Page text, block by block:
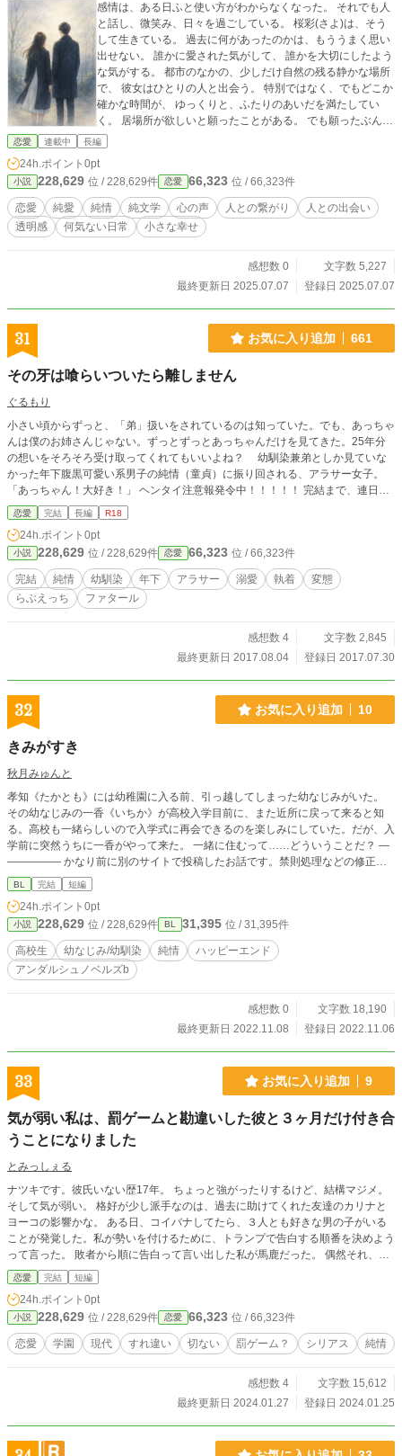
感情は、ある日ふと使い方がわからなくなった。 それでも人
と話し、微笑み、日々を過ごしている。 桜彩(さよ)は、そう
して生きている。 過去に何があったのかは、もううまく思い
出せない。 誰かに愛された気がして、 誰かを大切にしたよう
な気がする。 都市のなかの、少しだけ自然の残る静かな場所
で、 彼女はひとりの人と出会う。 特別ではなく、でもどこか
確かな時間が、 ゆっくりと、ふたりのあいだを満たしてい
く。 居場所が欲しいと願ったことがある。 でも願ったぶんだ
け、何かを失った。 だから、もう願ってはいけない──そう
はない。 けれど、何もない時間のなかで、 ふとした言葉に、
手の温度に、 かすかなぬくもりを感じる瞬間がある。 これ
は、壊れたままの心が、 それでも誰かと生きようとする、静
かな物語。 誰かの隣で、そっと微笑むような、 そんな人の物
語。
恋愛 連載中 長編
24h.ポイント 0pt
小説 228,629 位 / 228,629件 恋愛 66,323 位 / 66,323件
恋愛 純愛 純情 純文学 心の声 人との繋がり
人との出会い
透明感
何気ない日常 小さな幸せ
感想数 0
文字数 5,227
最終更新日 2025.07.07
登録日 2025.07.07
31 お気に入り追加 661
その牙は喰らいついたら離しません
ぐるもり
小さい頃からずっと、「弟」扱いをされているのは知っていた。でも、あっちゃ
んは僕のお姉さんじゃない。ずっとずっとあっちゃんだけを見てきた。25年分
の想いをそろそろ受け取ってくれてもいいよね？ 幼馴染兼弟としか見ていな
かった年下腹黒可愛い系男子の純情（童貞）に振り回される、アラサー女子。
「あっちゃん！大好き！」 ヘンタイ注意報発令中！！！！！ 完結まで、連日21
時に更新します。
恋愛 完結 長編 R18
24h.ポイント 0pt
小説 228,629 位 / 228,629件 恋愛 66,323 位 / 66,323件
完結 純情 幼馴染 年下 アラサー 溺愛 執着
変態
らぶえっち
ファタール
感想数 4
文字数 2,845
最終更新日 2017.08.04
登録日 2017.07.30
32 お気に入り追加 10
きみがすき
秋月みゅんと
孝知《たかとも》には幼稚園に入る前、引っ越してしまった幼なじみがいた。
その幼なじみの一香《いちか》が高校入学目前に、また近所に戻って来ると知
る。高校も一緒らしいので入学式に再会できるのを楽しみにしていた。だが、入
学前に突然うちに一香がやって来た。 一緒に住むって……どういうことだ？ ―
――――― かなり前に別のサイトで投稿したお話です。禁則処理などの修正を
して、アルファポリスの使い方練習用に投稿してみました。
BL 完結 短編
24h.ポイント 0pt
小説 228,629 位 / 228,629件 BL 31,395 位 / 31,395件
高校生 幼なじみ/幼馴染 純情
ハッピーエンド
アンダルシュノベルズb
感想数 0
文字数 18,190
最終更新日 2022.11.08
登録日 2022.11.06
33 お気に入り追加 9
気が弱い私は、罰ゲームと勘違いした彼と３ヶ月だけ付き合
うことになりました
とみっしぇる
ナツキです。彼氏いない歴17年。 ちょっと強がったりするけど、結構マジメ。
そして気が弱い。 格好が少し派手なのは、過去に助けてくれた友達のカリナと
ヨーコの影響かな。 ある日、コイバナしてたら、３人とも好きな男の子がいる
ことが発覚した。私が勢いを付けるために、トランプで告白する順番を決めよう
って言った。 敗者から順に告白って言い出した私が馬鹿だった。 偶然それ、私
の告白相手カイ君に聞かれてた。カイ君、罰ゲームの告白と勘違いして、３ヶ月
限定のお付き合いしようって私に言った。 付き合い始めたのはいいけど私っ
恋愛 完結 短編
24h.ポイント 0pt
小説 228,629 位 / 228,629件 恋愛 66,323 位 / 66,323件
恋愛 学園 現代 すれ違い 切ない 罰ゲーム？ シリアス 純情
感想数 4
文字数 15,612
最終更新日 2024.01.27
登録日 2024.01.25